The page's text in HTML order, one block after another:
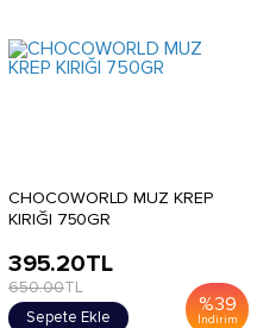
CHOCOWORLD MUZ KREP
KIRIĞI 750GR
%39
İndirim
395.20TL
650.00TL
Sepete Ekle